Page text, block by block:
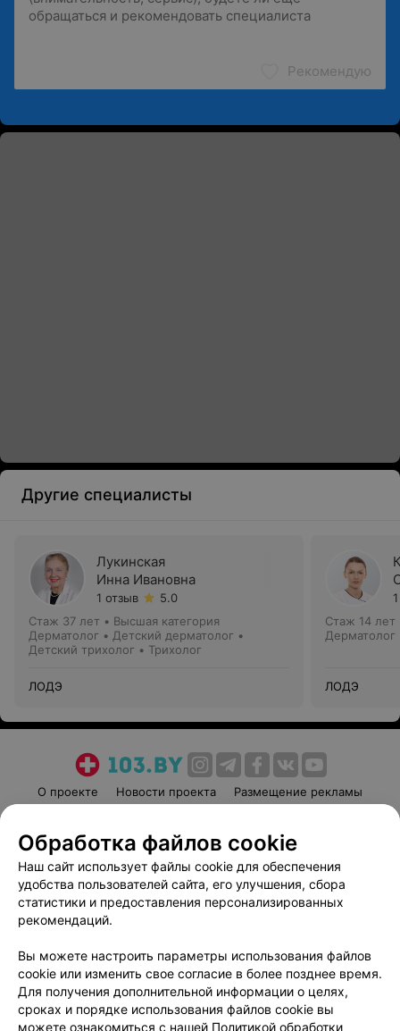
Рекомендую
Другие специалисты
Лукинская
Инна Ивановна
1 отзыв
5.0
Стаж 37 лет • Высшая категория
Дерматолог • Детский дерматолог •
Детский трихолог • Трихолог
ЛОДЭ
Стаж 14 лет
Дерматолог
ЛОДЭ
О проекте Новости проекта
Размещение рекламы
Пользовательское соглашение
Способы оплаты
Вакансии
Партнеры
Написать руководителю 103.by
Обработка персональных данных
Обработка файлов cookie
Наш сайт использует файлы cookie для обеспечения
удобства пользователей сайта, его улучшения, сбора
статистики и предоставления персонализированных
рекомендаций.
Вы можете настроить параметры использования файлов
cookie или изменить свое согласие в более позднее время.
Для получения дополнительной информации о целях,
сроках и порядке использования файлов cookie вы
можете ознакомиться с нашей Политикой обработки